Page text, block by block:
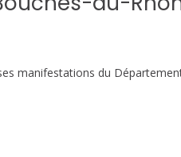
manifestations du